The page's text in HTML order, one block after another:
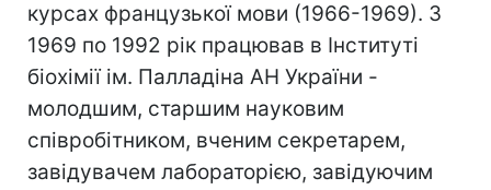
курсах французької мови (1966-1969). З
1969 по 1992 рік працював в Інституті
біохімії ім. Палладіна АН України -
молодшим, старшим науковим
співробітником, вченим секретарем,
завідувачем лабораторією, завідуючим